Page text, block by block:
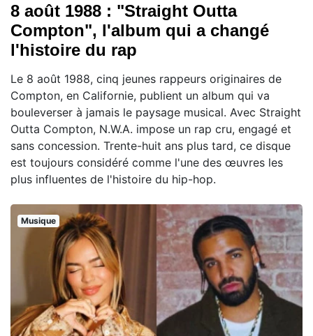
8 août 1988 : "Straight Outta
Compton", l'album qui a changé
l'histoire du rap
Le 8 août 1988, cinq jeunes rappeurs originaires de
Compton, en Californie, publient un album qui va
bouleverser à jamais le paysage musical. Avec Straight
Outta Compton, N.W.A. impose un rap cru, engagé et
sans concession. Trente-huit ans plus tard, ce disque
est toujours considéré comme l'une des œuvres les
plus influentes de l'histoire du hip-hop.
Musique